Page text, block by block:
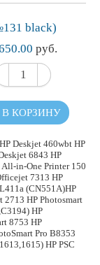
black)
руб.
В КОРЗИНУ
Deskjet 460wbt HP
6843 HP
in-One Printer 150
7313 HP
(CN551A)HP
2713 HP Photosmart
HP
8753 HP
Pro B8353
HP PSC